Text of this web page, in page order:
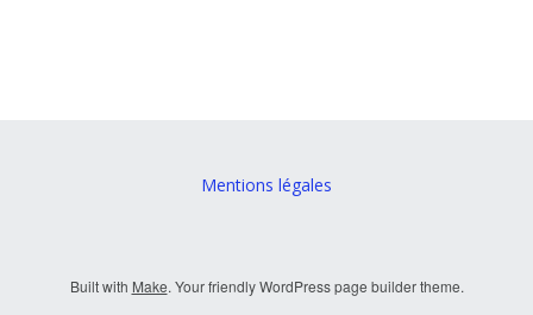
Mentions légales
Built with Make. Your friendly WordPress page builder theme.